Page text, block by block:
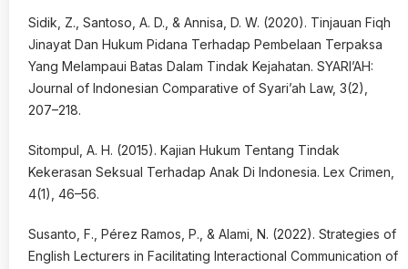
Sidik, Z., Santoso, A. D., & Annisa, D. W. (2020). Tinjauan Fiqh
Jinayat Dan Hukum Pidana Terhadap Pembelaan Terpaksa
Yang Melampaui Batas Dalam Tindak Kejahatan. SYARI’AH:
Journal of Indonesian Comparative of Syari’ah Law, 3(2),
207–218.
Sitompul, A. H. (2015). Kajian Hukum Tentang Tindak
Kekerasan Seksual Terhadap Anak Di Indonesia. Lex Crimen,
4(1), 46–56.
Susanto, F., Pérez Ramos, P., & Alami, N. (2022). Strategies of
English Lecturers in Facilitating Interactional Communication of